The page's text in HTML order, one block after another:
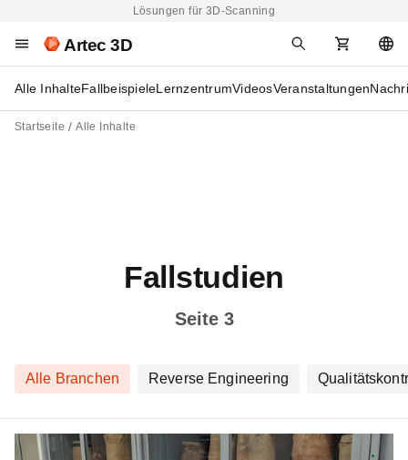
Lösungen für 3D-Scanning
Artec 3D
Alle InhalteFallbeispieleLernzentrumVideosVeranstaltungen
Startseite Alle Inhalte
Fallstudien
Seite 3
Alle Branchen Reverse Engineering